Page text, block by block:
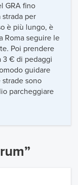
GRA fino
per
è più lungo, è
Roma seguire le
Poi prendere
3 € di pedaggi
guidare
sono
parcheggiare